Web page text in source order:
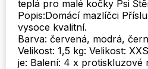
teplá pro malé kočky Psi
Popis:Domácí mazlíčci
vysoce kvalitní.
Barva: červená, modrá,
Velikost: 1,5 kg: Velikost:
je: Balení: 4 x protiskluzové